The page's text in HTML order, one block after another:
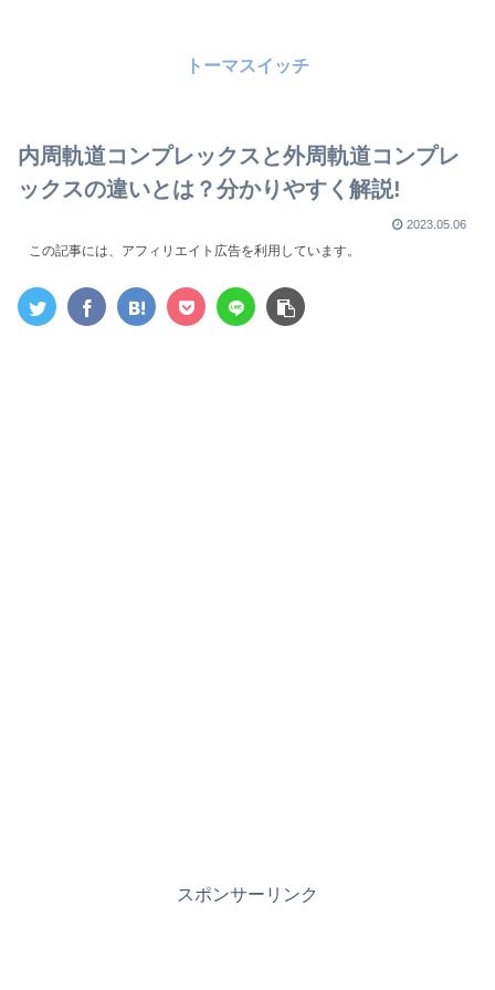
トーマスイッチ
内周軌道コンプレックスと外周軌道コンプレ
ックスの違いとは？分かりやすく解説!
2023.05.06
この記事には、アフィリエイト広告を利用しています。
スポンサーリンク